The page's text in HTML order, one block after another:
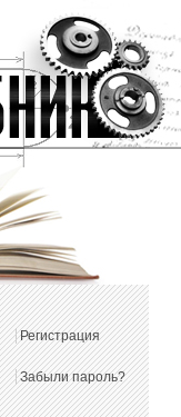
Регистрация
Забыли пароль?